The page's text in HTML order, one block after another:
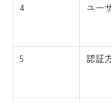
4
ユー
5
認証